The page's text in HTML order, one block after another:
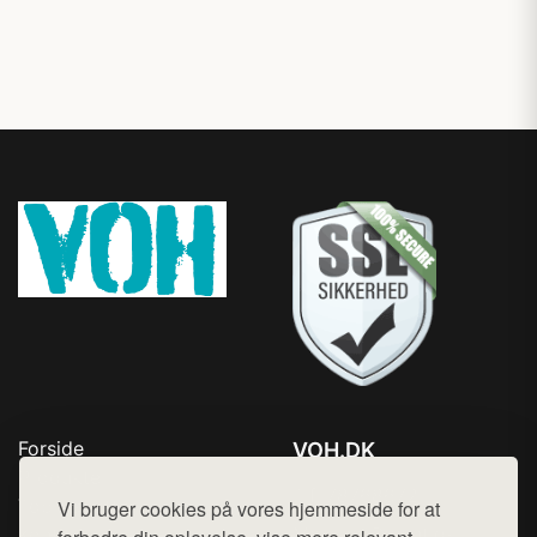
Vi bruger cookies på vores hjemmeside for at
Forside
Top Rabatter
VOH.DK